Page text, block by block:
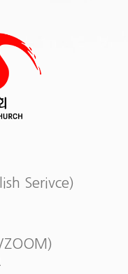
Serivce)
ZOOM)